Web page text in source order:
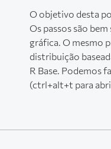
O objetivo desta
Os passos são
gráfica. O mesmo
distribuição
R Base. Podemos
(ctrl+alt+t para